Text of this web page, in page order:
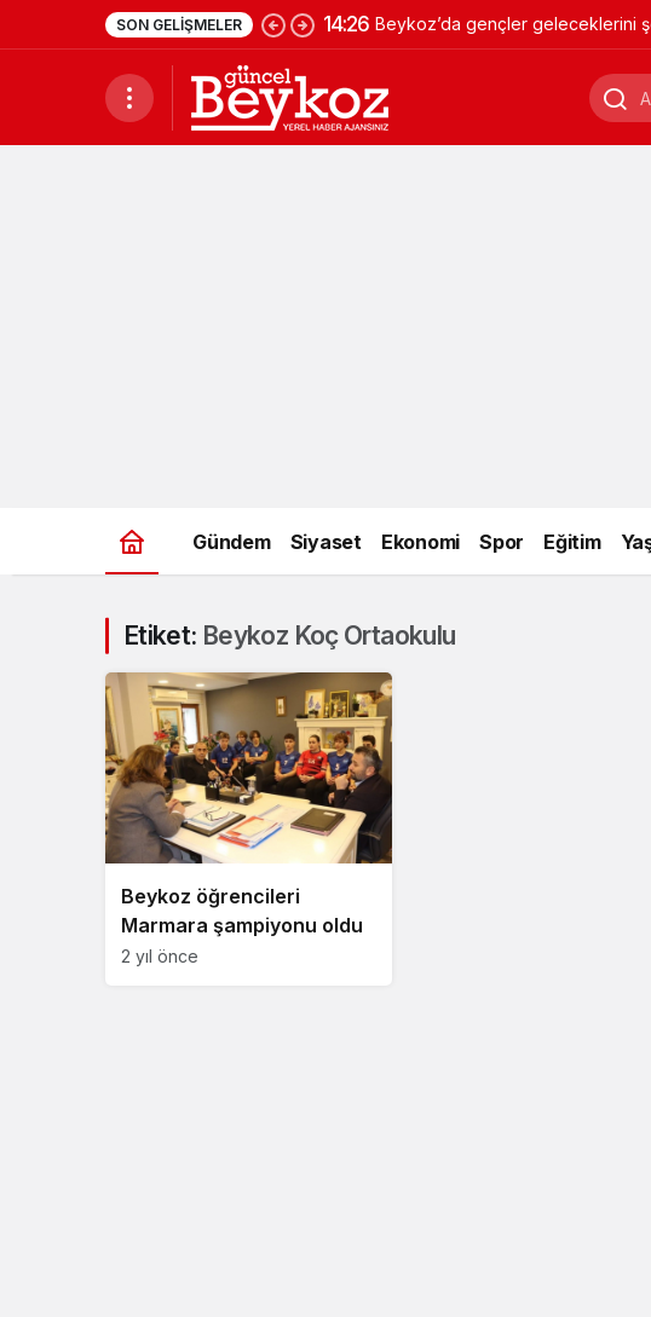
SON GELIŞMELER 14:26 Beykoz’da gençler geleceklerini
Gündem Siyaset Ekonomi Spor Eğitim
Etiket: Beykoz Koç Ortaokulu
Beykoz öğrencileri
Marmara şampiyonu oldu
2 yıl önce